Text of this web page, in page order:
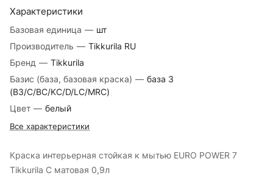
Характеристики
Базовая единица — шт
Производитель — Tikkurila RU
Бренд — Tikkurila
Базис (база, базовая краска) — база 3
(B3/C/BC/KC/D/LC/MRC)
Цвет — белый
Все характеристики
Краска интерьерная стойкая к мытью EURO POWER 7
Tikkurila C матовая 0,9л